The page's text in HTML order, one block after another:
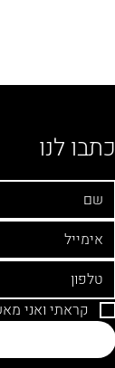
כתבו לנו
קראתי ואני